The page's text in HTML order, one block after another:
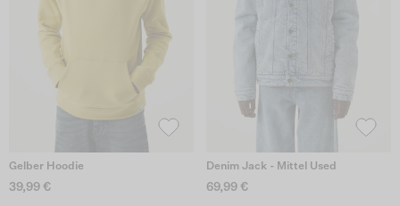
Gelber Hoodie
39,99 €
Denim Jack - Mittel Used
69,99 €